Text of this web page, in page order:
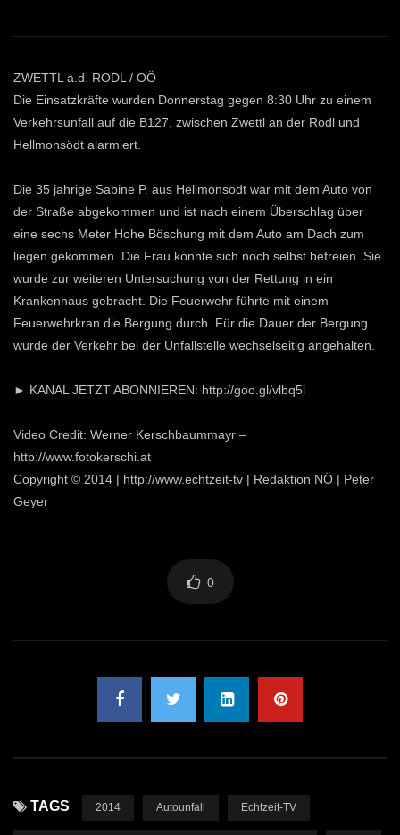
ECHTZEIT-TV
ZWETTL a.d. RODL / OÖ
Die Einsatzkräfte wurden Donnerstag gegen 8:30 Uhr zu einem
Verkehrsunfall auf die B127, zwischen Zwettl an der Rodl und
Hellmonsödt alarmiert.
Die 35 jährige Sabine P. aus Hellmonsödt war mit dem Auto von
der Straße abgekommen und ist nach einem Überschlag über
eine sechs Meter Hohe Böschung mit dem Auto am Dach zum
liegen gekommen. Die Frau konnte sich noch selbst befreien. Sie
wurde zur weiteren Untersuchung von der Rettung in ein
Krankenhaus gebracht. Die Feuerwehr führte mit einem
Feuerwehrkran die Bergung durch. Für die Dauer der Bergung
wurde der Verkehr bei der Unfallstelle wechselseitig angehalten.
► KANAL JETZT ABONNIEREN: http://goo.gl/vlbq5l
Video Credit: Werner Kerschbaummayr –
http://www.fotokerschi.at
Copyright © 2014 | http://www.echtzeit-tv | Redaktion NÖ | Peter
Geyer
0
TAGS 2014 Autounfall Echtzeit-TV